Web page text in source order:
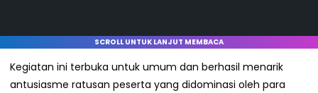
SCROLL UNTUK LANJUT MEMBACA
Kegiatan ini terbuka untuk umum dan berhasil menarik
antusiasme ratusan peserta yang didominasi oleh para